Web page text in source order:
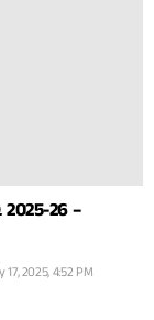
26 –
17, 2025, 4:52 PM